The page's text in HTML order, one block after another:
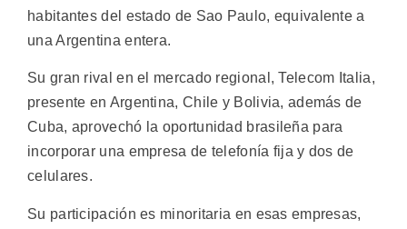
habitantes del estado de Sao Paulo, equivalente a
una Argentina entera.
Su gran rival en el mercado regional, Telecom Italia,
presente en Argentina, Chile y Bolivia, además de
Cuba, aprovechó la oportunidad brasileña para
incorporar una empresa de telefonía fija y dos de
celulares.
Su participación es minoritaria en esas empresas,